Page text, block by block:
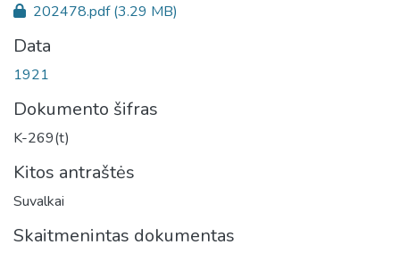
202478.pdf(3.29 MB)
Data
1921
Dokumento šifras
K-269(t)
Kitos antraštės
Suvalkai
Skaitmenintas dokumentas